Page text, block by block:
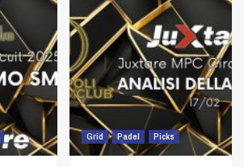
Grid Padel Picks